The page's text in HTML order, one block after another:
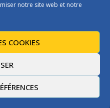
notre site web et notre
COOKIES
sont incluses dans chaque
réservés. Réalisationiadeo